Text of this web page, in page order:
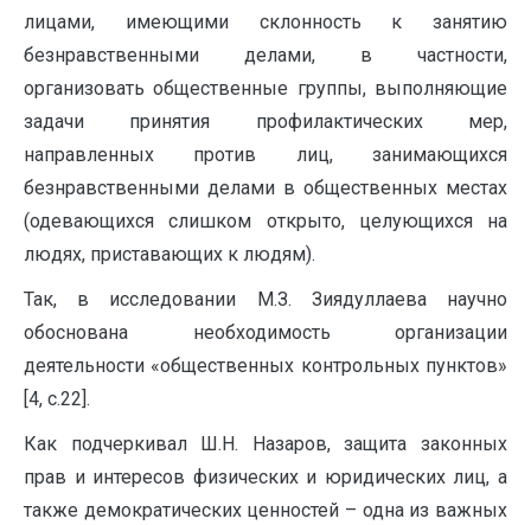
лицами, имеющими склонность к занятию
безнравственными делами, в частности,
организовать общественные группы, выполняющие
задачи принятия профилактических мер,
направленных против лиц, занимающихся
безнравственными делами в общественных местах
(одевающихся слишком открыто, целующихся на
людях, приставающих к людям).
Так, в исследовании М.З. Зиядуллаева научно
обоснована необходимость организации
деятельности «общественных контрольных пунктов»
[4, с.22].
Как подчеркивал Ш.Н. Назаров, защита законных
прав и интересов физических и юридических лиц, а
также демократических ценностей – одна из важных